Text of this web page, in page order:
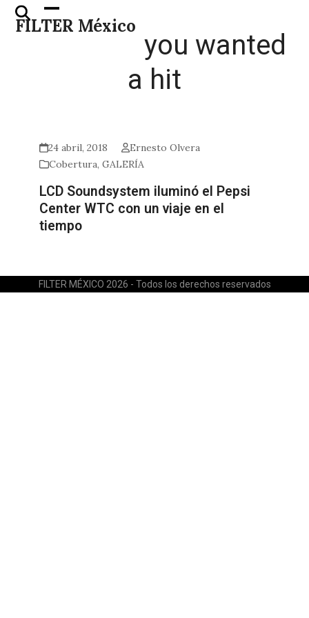
Skip
FILTER México
Open
mobile
Close
mobile
you wanted
a hit
24 abril, 2018
Ernesto Olvera
Cobertura,GALERÍA
LCD Soundsystem iluminó el Pepsi
Center WTC con un viaje en el
tiempo
FILTER MÉXICO 2026 - Todos los derechos reservados